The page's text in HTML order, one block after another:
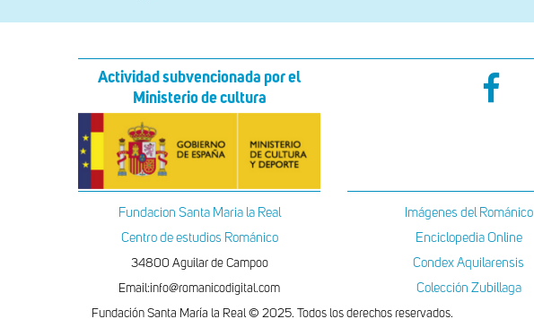
Actividad subvencionada por el
Ministerio de cultura
Fundacion Santa Maria la Real
Centro de estudios Románico
34800 Aguilar de Campoo
Email:info@romanicodigital.com
Imágenes del Románico
Enciclopedia Online
Condex Aquilarensis
Colección Zubillaga
Fundación Santa María la Real © 2025. Todos los derechos reservados.